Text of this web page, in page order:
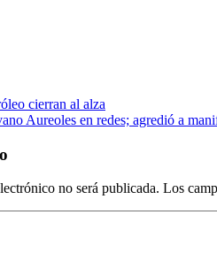
cierran al alza
Aureoles en redes; agredió a
no será publicada. Los